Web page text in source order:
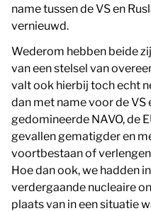
name tussen de VS en
vernieuwd.
Wederom hebben beide
van een stelsel van
valt ook hierbij toch echt
dan met name voor de VS
gedomineerde NAVO, de
gevallen gematigder en
voortbestaan of
Hoe dan ook, we hadden
verdergaande nucleaire
plaats van in een situatie